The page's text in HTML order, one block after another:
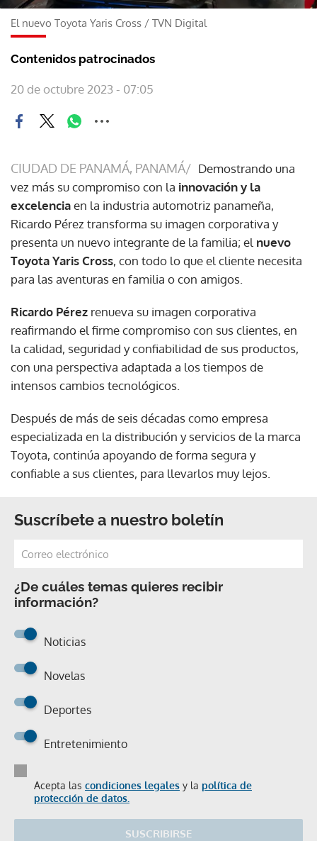
El nuevo Toyota Yaris Cross / TVN Digital
Contenidos patrocinados
20 de octubre 2023 - 07:05
CIUDAD DE PANAMÁ, PANAMÁ/ Demostrando una
vez más su compromiso con la innovación y la
excelenciaen la industria automotriz panameña,
Ricardo Pérez transforma su imagen corporativa y
presenta un nuevo integrante de la familia; el nuevo
Toyota Yaris Cross, con todo lo que el cliente necesita
para las aventuras en familia o con amigos.
Ricardo Pérez renueva su imagen corporativa
reafirmando el firme compromiso con sus clientes, en
la calidad, seguridad y confiabilidad de sus productos,
con una perspectiva adaptada a los tiempos de
intensos cambios tecnológicos.
Después de más de seis décadas como empresa
especializada en la distribución y servicios de la marca
Toyota, continúa apoyando de forma segura y
confiable a sus clientes, para llevarlos muy lejos.
Suscríbete a nuestro boletín
¿De cuáles temas quieres recibir
información?
Noticias
Novelas
Deportes
Entretenimiento
Acepta las condiciones legales y la política de
protección de datos.
SUSCRIBIRSE